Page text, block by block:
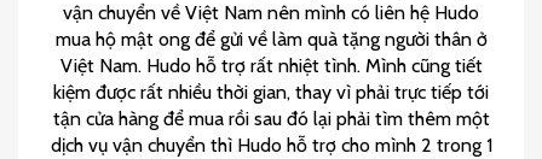
vận chuyển về Việt Nam nên mình có liên hệ Hudo
mua hộ mật ong để gửi về làm quà tặng người thân ở
Việt Nam. Hudo hỗ trợ rất nhiệt tình. Mình cũng tiết
kiệm được rất nhiều thời gian, thay vì phải trực tiếp tới
tận cửa hàng để mua rồi sau đó lại phải tìm thêm một
dịch vụ vận chuyển thì Hudo hỗ trợ cho mình 2 trong 1